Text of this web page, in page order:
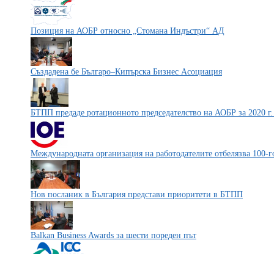
Позиция на АОБР относно „Стомана Индъстри“ АД
Създадена бе Българо–Кипърска Бизнес Асоциация
БТПП предаде ротационното председателство на АОБР за 2020
Международната организация на работодателите отбелязва 100-
Нов посланик в България представи приоритети в БТПП
Balkan Business Awards за шести пореден път